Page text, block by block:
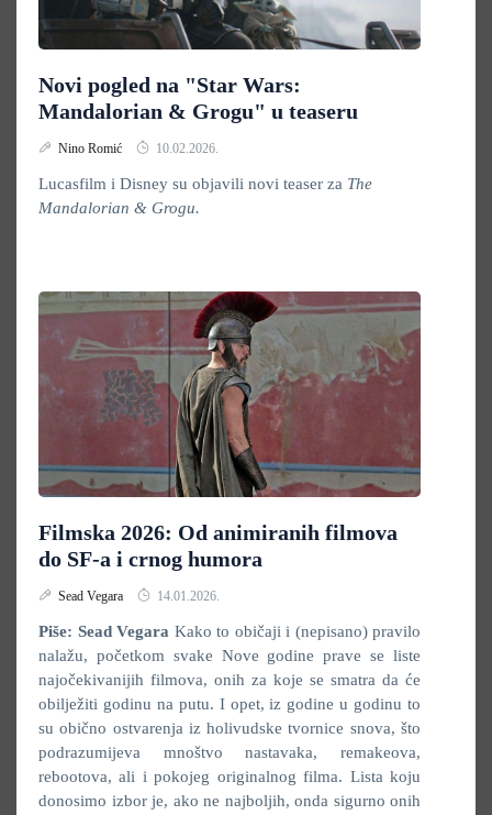
Novi pogled na "Star Wars:
Mandalorian & Grogu" u teaseru
Nino Romić 10.02.2026.
Lucasfilm i Disney su objavili novi teaser za The
Mandalorian & Grogu.
Filmska 2026: Od animiranih filmova
do SF-a i crnog humora
Sead Vegara 14.01.2026.
Piše: Sead Vegara Kako to običaji i (nepisano) pravilo
nalažu, početkom svake Nove godine prave se liste
najočekivanijih filmova, onih za koje se smatra da će
obilježiti godinu na putu. I opet, iz godine u godinu to
su obično ostvarenja iz holivudske tvornice snova, što
podrazumijeva mnoštvo nastavaka, remakeova,
rebootova, ali i pokojeg originalnog filma. Lista koju
donosimo izbor je, ako ne najboljih, onda sigurno onih